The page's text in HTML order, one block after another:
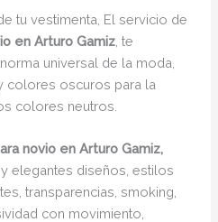
tu vestimenta, El servicio de
en Arturo Gamiz , te
universal de la moda,
colores oscuros para la
colores neutros.
novio en Arturo Gamiz,
elegantes diseños, estilos
transparencias, smoking,
con movimiento,